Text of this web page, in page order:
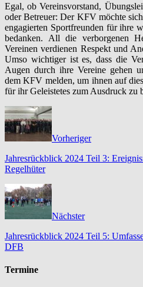
Egal, ob Vereinsvorstand,
oder Betreuer: Der KFV möchte
engagierten Sportfreunden für ihre
bedanken. All die verborgenen
Vereinen verdienen Respekt und
Umso wichtiger ist es, dass die
Augen durch ihre Vereine gehen
dem KFV melden, um ihnen auf
für ihr Geleistetes zum Ausdruck zu
Vorheriger
Jahresrückblick 2024 Teil 3:
Regelhüter
Nächster
Jahresrückblick 2024 Teil 5:
DFB
Termine